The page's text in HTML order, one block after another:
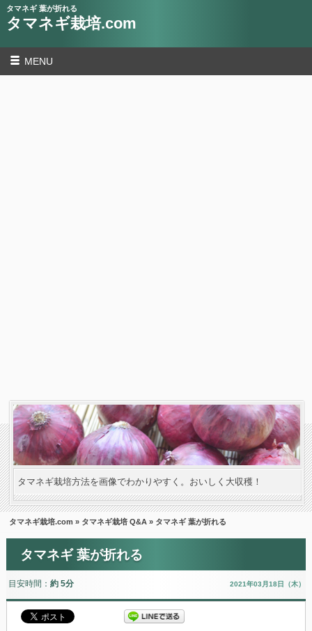
タマネギ 葉が折れる
タマネギ栽培.com
MENU
タマネギ栽培方法を画像でわかりやすく。おいしく大収穫！
タマネギ栽培.com » タマネギ栽培 Q&A » タマネギ 葉が折れる
タマネギ 葉が折れる
目安時間： 約 5分 2021年03月18日（木）